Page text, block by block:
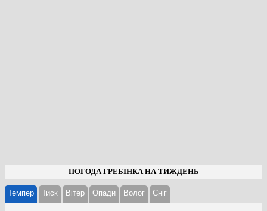
ПОГОДА ГРЕБІНКА НА ТИЖДЕНЬ
Темпер Тиск Вітер Опади Волог Cніг